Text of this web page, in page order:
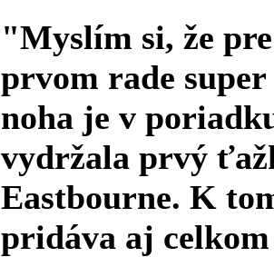
"Myslím si, že
prvom rade super
noha je v
vydržala prvý
Eastbourne. K
pridáva aj celkom